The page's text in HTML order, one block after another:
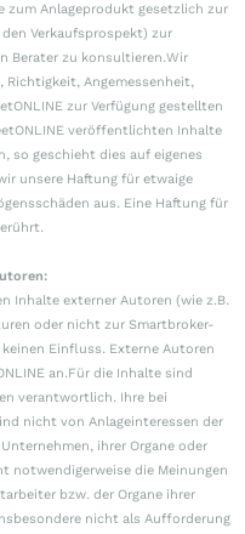
zum Anlageprodukt gesetzlich zur
Verkaufsprospekt) zur
Berater zu konsultieren.Wir
Richtigkeit, Angemessenheit,
zur Verfügung gestellten
veröffentlichten Inhalte
so geschieht dies auf eigenes
unsere Haftung für etwaige
aus. Eine Haftung für
Inhalte externer Autoren (wie z.B.
oder nicht zur Smartbroker-
Einfluss. Externe Autoren
an.Für die Inhalte sind
verantwortlich. Ihre bei
nicht von Anlageinteressen der
ihrer Organe oder
notwendigerweise die Meinungen
bzw. der Organe ihrer
nicht als Aufforderung